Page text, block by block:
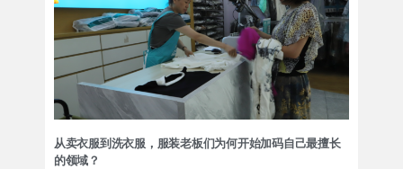
从卖衣服到洗衣服，服装老板们为何开始加码自己最擅长
的领域？